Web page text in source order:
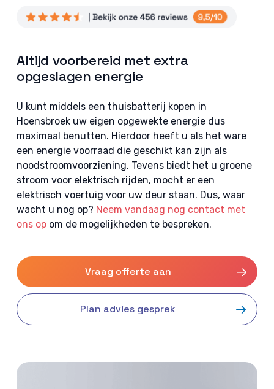
Altijd voorbereid met extra
opgeslagen energie
U kunt middels een thuisbatterij kopen in
Hoensbroek uw eigen opgewekte energie dus
maximaal benutten. Hierdoor heeft u als het ware
een energie voorraad die geschikt kan zijn als
noodstroomvoorziening. Tevens biedt het u groene
stroom voor elektrisch rijden, mocht er een
elektrisch voertuig voor uw deur staan. Dus, waar
wacht u nog op? Neem vandaag nog contact met
ons opom de mogelijkheden te bespreken.
Vraag offerte aan
Plan advies gesprek